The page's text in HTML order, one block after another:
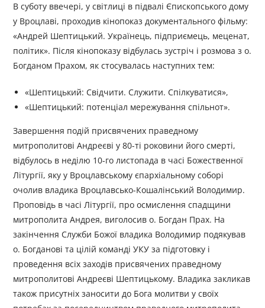
В суботу ввечері, у світлиці в підвалі Єпископського дому
у Вроцлаві, проходив кінопоказ документального фільму:
«Андрей Шептицький. Українець, підприємець, меценат,
політик». Після кінопоказу відбулась зустріч і розмова з о.
Богданом Прахом, як стосувалась наступних тем:
«Шептицький: Свідчити. Служити. Спілкуватися»,
«Шептицький: потенціал мережування спільнот».
Завершення подій присвячених праведному
митрополитові Андреєві у 80-ті роковини його смерті,
відбулось в неділю 10-го листопада в часі Божественної
Літургії, яку у Вроцлавському єпархіальному соборі
очолив владика Вроцлавсько-Кошалінський Володимир.
Проповідь в часі Літургії, про осмислення спадщини
митрополита Андрея, виголосив о. Богдан Прах. На
закінчення Служби Божої владика Володимир подякував
о. Богданові та цілій команді УКУ за підготовку і
проведення всіх заходів присвячених праведному
митрополитові Андреєві Шептицькому. Владика закликав
також присутніх заносити до Бога молитви у своїх